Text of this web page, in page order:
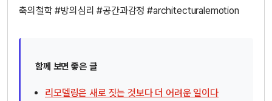
축의철학 #방의심리 #공간과감정 #architecturalemotion
함께 보면 좋은 글
리모델링은 새로 짓는 것보다 더 어려운 일이다